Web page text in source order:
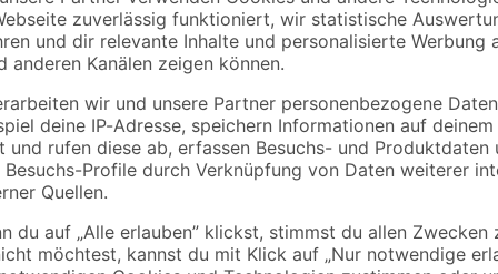
Befestigung S 8 RD
80 2 Stück
4,09 €
Ø 90 mm
44,99 €
Mit der 'Zona' von Ottofond
strukturierte und
Einbaumöglichkeiten bietet.
Rutschhemmung ein wichtiger